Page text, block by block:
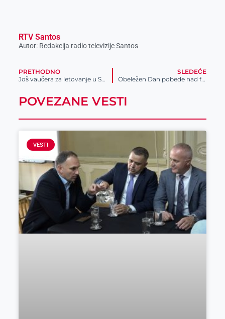
RTV Santos
Autor: Redakcija radio televizije Santos
PRETHODNO
Još vaučera za letovanje u Srbiji
SLEDEĆE
Obeležen Dan pobede nad fašizmom
POVEZANE VESTI
VESTI